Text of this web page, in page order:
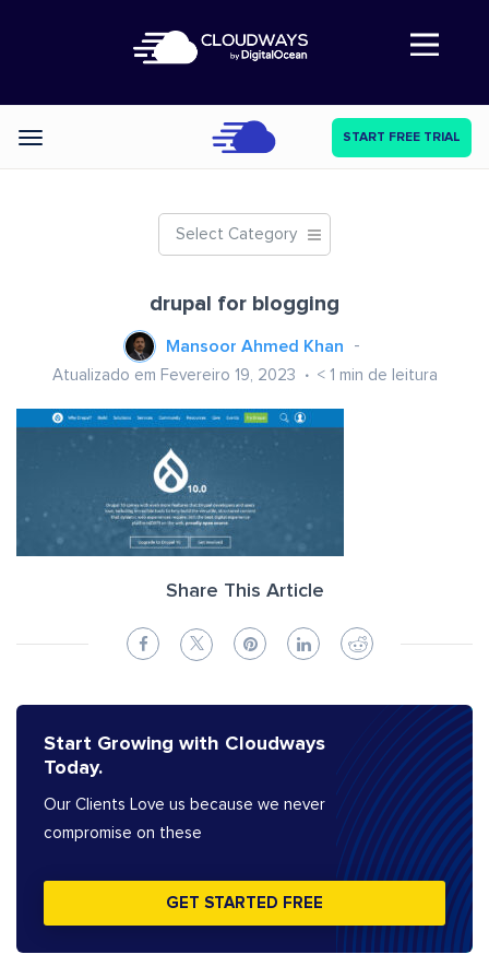
Abre a navegação
Categories START FREE TRIAL
Select Category
drupal for blogging
Mansoor Ahmed Khan
Atualizado em Fevereiro 19, 2023 < 1 min de leitura
Share This Article
Start Growing with Cloudways
Today.
Our Clients Love us because we never
compromise on these
GET STARTED FREE